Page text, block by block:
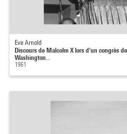
Eve Arnold
Discours de Malcolm X lors d'un congrès
Washington...
1961